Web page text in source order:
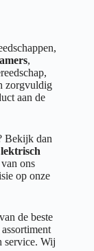
,
zorgvuldig
aan de
Bekijk dan
ons
op onze
de beste
service. Wij